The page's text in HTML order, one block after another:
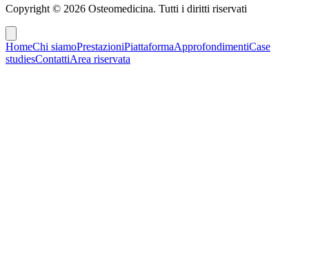
Copyright © 2026 Osteomedicina. Tutti i diritti riservati
HomeChi siamoPrestazioniPiattaformaApprofondimentiCase
studiesContattiArea riservata